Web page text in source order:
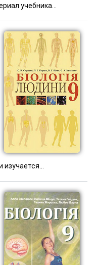
учебника...